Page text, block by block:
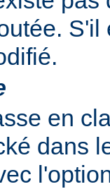
S'il
en
dans